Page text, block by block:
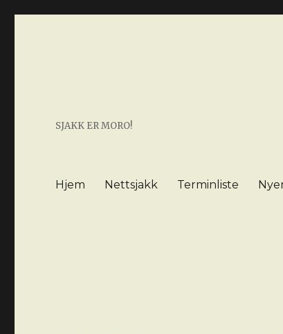
SJAKK ER MORO!
Hjem Nettsjakk Terminliste